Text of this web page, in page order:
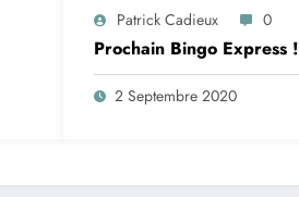
Patrick Cadieux 0
Prochain Bingo Express !
2 Septembre 2020